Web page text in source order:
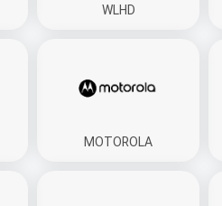
WLHD
MOTOROLA